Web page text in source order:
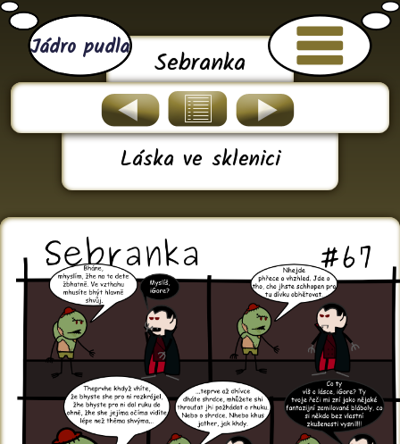
Jádro pudla Sebranka
Láska ve sklenici